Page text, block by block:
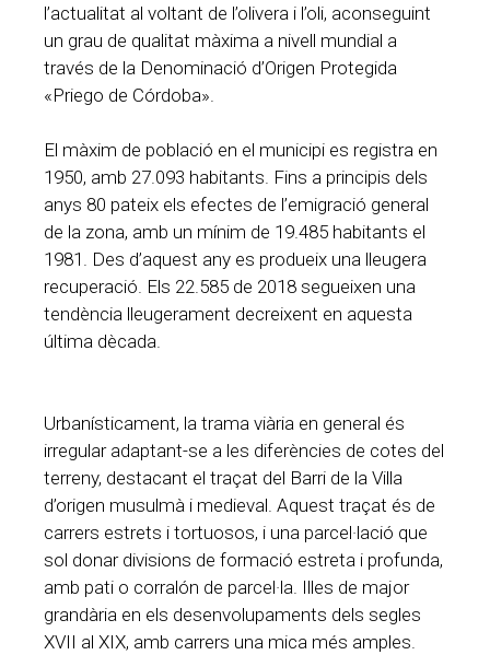
l’actualitat al voltant de l’olivera i l’oli, aconseguint
un grau de qualitat màxima a nivell mundial a
través de la Denominació d’Origen Protegida
«Priego de Córdoba».
El màxim de població en el municipi es registra en
1950, amb 27.093 habitants. Fins a principis dels
anys 80 pateix els efectes de l’emigració general
de la zona, amb un mínim de 19.485 habitants el
1981. Des d’aquest any es produeix una lleugera
recuperació. Els 22.585 de 2018 segueixen una
tendència lleugerament decreixent en aquesta
última dècada.
Urbanísticament, la trama viària en general és
irregular adaptant-se a les diferències de cotes del
terreny, destacant el traçat del Barri de la Villa
d’origen musulmà i medieval. Aquest traçat és de
carrers estrets i tortuosos, i una parcel·lació que
sol donar divisions de formació estreta i profunda,
amb pati o corralón de parcel·la. Illes de major
grandària en els desenvolupaments dels segles
XVII al XIX, amb carrers una mica més amples.